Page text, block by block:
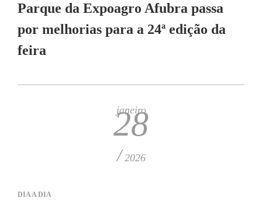
Parque da Expoagro Afubra passa
por melhorias para a 24ª edição da
feira
janeiro
28
/ 2026
DIA A DIA